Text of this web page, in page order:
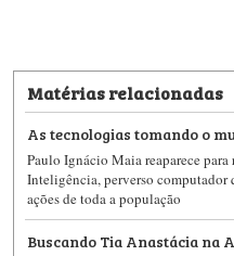
Matérias relacionadas
As tecnologias tomando o
Paulo Ignácio Maia reaparece para
Inteligência, perverso computador
ações de toda a população
Buscando Tia Anastácia na